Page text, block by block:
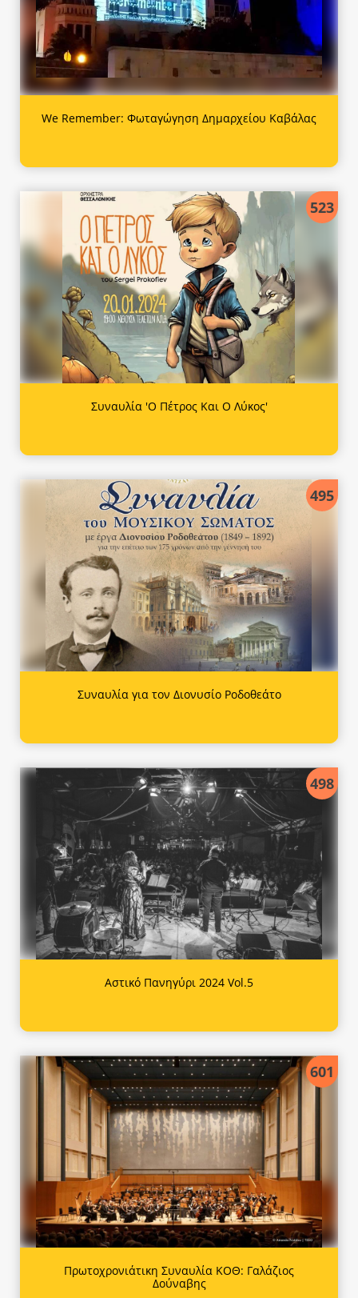
We Remember: Φωταγώγηση Δημαρχείου Καβάλας
523
Συναυλία 'Ο Πέτρος Και Ο Λύκος'
495
Συναυλία για τον Διονυσίο Ροδοθεάτο
498
Αστικό Πανηγύρι 2024 Vol.5
601
Πρωτοχρονιάτικη Συναυλία ΚΟΘ: Γαλάζιος
Δούναβης